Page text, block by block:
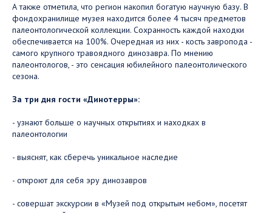
А также отметила, что регион накопил богатую научную базу. В
фондохранилище музея находится более 4 тысяч предметов
палеонтологической коллекции. Сохранность каждой находки
обеспечивается на 100%. Очередная из них - кость завропода -
самого крупного травоядного динозавра. По мнению
палеонтологов, - это сенсация юбилейного палеонтолического
сезона.
За три дня гости «Динотерры»:
- узнают больше о научных открытиях и находках в
палеонтологии
- выяснят, как сберечь уникальное наследие
- откроют для себя эру динозавров
- совершат экскурсии в «Музей под открытым небом», посетят